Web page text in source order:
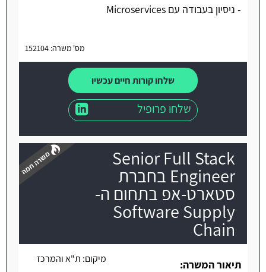
- ניסיון בעבודה עם Microservices
מס' משרה: 152104
שלחו קורות חיים עכשיו
שלחו פרופיל
Senior Full Stack
Engineer בחברת
סטארט-אפ בתחום ה-
Software Supply
Chain
מיקום: ת"א והמרכז
תיאור המשרה: